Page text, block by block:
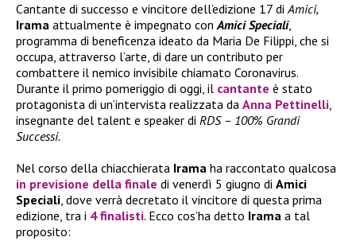
Cantante di successo e vincitore dell’edizione 17 diAmici,
Irama attualmente è impegnato conAmici Speciali,
programma di beneficenza ideato da Maria De Filippi, che si
occupa, attraverso l’arte, di dare un contributo per
combattere il nemico invisibile chiamato Coronavirus.
Durante il primo pomeriggio di oggi, il cantante è stato
protagonista di un’intervista realizzata da Anna Pettinelli,
insegnante del talent e speaker di RDS – 100% Grandi
Successi.
Nel corso della chiacchierata Irama ha raccontato qualcosa
in previsione della finale di venerdì 5 giugno di Amici
Speciali, dove verrà decretato il vincitore di questa prima
edizione, tra i 4 finalisti. Ecco cos’ha detto Irama a tal
proposito: